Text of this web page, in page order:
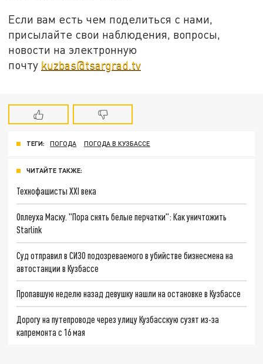
Если вам есть чем поделиться с нами,
присылайте свои наблюдения, вопросы,
новости на электронную
почту kuzbas@tsargrad.tv
ТЕГИ: ПОГОДА ПОГОДА В КУЗБАССЕ
ЧИТАЙТЕ ТАКЖЕ:
Технофашисты XXI века
Оплеуха Маску. "Пора снять белые перчатки": Как уничтожить
Starlink
Суд отправил в СИЗО подозреваемого в убийстве бизнесмена на
автостанции в Кузбассе
Пропавшую неделю назад девушку нашли на остановке в Кузбассе
Дорогу на путепроводе через улицу Кузбасскую сузят из-за
капремонта с 16 мая